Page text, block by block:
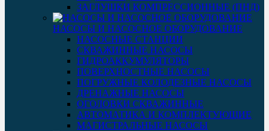
ЗАГЛУШКИ КОМПРЕССИОННЫЕ (ПНД)
НАСОСЫ И НАСОСНОЕ ОБОРУДОВАНИЕ
НАСОСНЫЕ СТАНЦИИ
СКВАЖИННЫЕ НАСОСЫ
ГИДРОАККУМУЛЯТОРЫ
ПОВЕРХНОСТНЫЕ НАСОСЫ
ПОГРУЖНЫЕ КОЛОДЕЗНЫЕ НАСОСЫ
ДРЕНАЖНЫЕ НАСОСЫ
ОГОЛОВКИ СКВАЖИННЫЕ
АВТОМАТИКА И КОМПЛЕКТУЮЩИЕ
МАГИСТРАЛЬНЫЕ НАСОСЫ